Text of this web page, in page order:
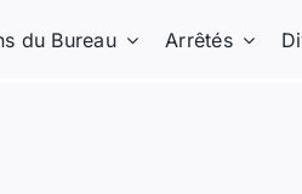
du Bureau Arrêtés